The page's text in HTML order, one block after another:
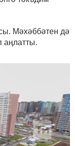
Мәхәббәтен дә
аңлатты.